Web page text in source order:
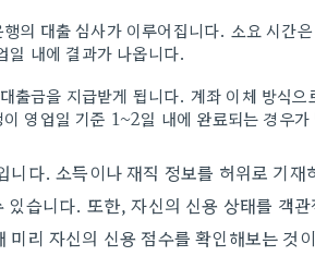
의 대출 심사가 이루어집니다. 소요 시간
내에 결과가 나옵니다.
출금을 지급받게 됩니다. 계좌 이체 방식
영업일 기준 1~2일 내에 완료되는 경우가
니다. 소득이나 재직 정보를 허위로 기
습니다. 또한, 자신의 신용 상태를 객
미리 자신의 신용 점수를 확인해보는 것